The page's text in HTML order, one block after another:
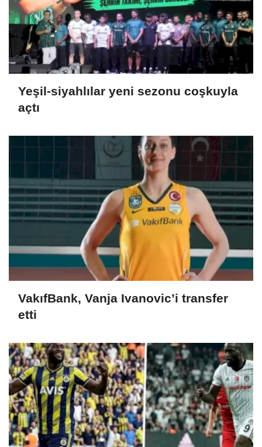
Yeşil-siyahlılar yeni sezonu coşkuyla
açtı
VakıfBank, Vanja Ivanovic’i transfer
etti